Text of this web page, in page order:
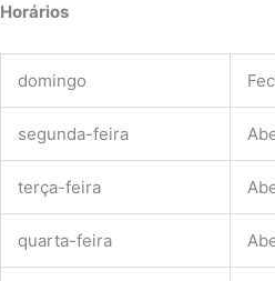
Horários
domingo
segunda-feira
terça-feira
quarta-feira